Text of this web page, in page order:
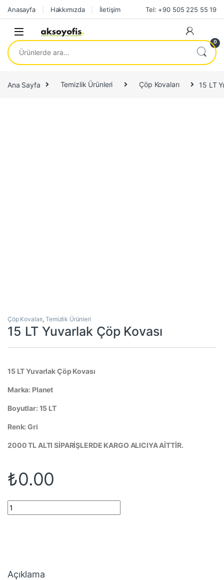
Skip to navigation
Skip to content
Anasayfa Hakkımızda İletişim Tel: +90 505 225 55 19
0
Ara:
Ana Sayfa Temizlik Ürünleri Çöp Kovaları 15 LT
Çöp Kovaları,Temizlik Ürünleri
15 LT Yuvarlak Çöp Kovası
15 LT Yuvarlak Çöp Kovası
Marka: Planet
Boyutlar: 15 LT
Renk: Gri
2000 TL ALTI SİPARİŞLERDE KARGO ALICIYA AİTTİR.
₺0.00
15 LT Yuvarlak Çöp Kovası quantity
Açıklama